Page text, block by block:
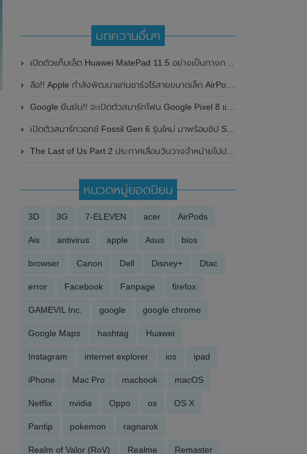
บทความอื่นๆ
เปิดตัวแท็บเล็ต Huawei MatePad 11.5 อย่างเป็นทางการแล้ว ในราคาสุดคุ้มเพียง 9,990 บาท
ลือ!! Apple กำลังพัฒนาแท่นชาร์จไร้สายขนาดเล็ก AirPower charging mat
Google ยืนยัน!! จะเปิดตัวสมาร์ทโฟน Google Pixel 8 และ Google Pixel 8 Pro อย่างเป็นทางการในวันที่ 4 ตุลาคม 2023 นี้
เปิดตัวสมาร์ทวอทช์ Fossil Gen 6 รุ่นใหม่ มาพร้อมชิป Snapdragon Wear 4100+ และระบบ Wear OS
The Last of Us Part 2 ประกาศเลื่อนวันวางจำหน่ายไปปลายดือนพฤษภาคม 2020
หมวดหมู่ยอดนิยม
3D 3G 7-ELEVEN acer AirPods
Ais antivirus apple Asus bios
browser Canon Dell Disney+ Dtac
error Facebook Fanpage firefox
GAMEVIL Inc. google google chrome
Google Maps hashtag Huawei
Instagram internet explorer ios ipad
iPhone Mac Pro macbook macOS
Netflix nvidia Oppo os OS X
Pantip pokemon ragnarok
Realm of Valor (RoV) Realme Remaster